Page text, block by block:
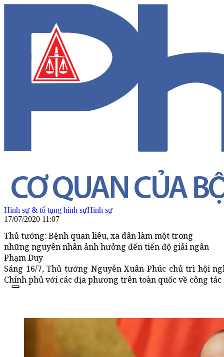
Hình sự & tố tụng hình sựHình sự
17/07/2020 11:07
Thủ tướng: Bệnh quan liêu, xa dân làm một trong
những nguyên nhân ảnh hưởng đến tiến độ giải ngân
Phạm Duy
Sáng 16/7, Thủ tướng Nguyễn Xuân Phúc chủ trì hội
Chính phủ với các địa phương trên toàn quốc về công